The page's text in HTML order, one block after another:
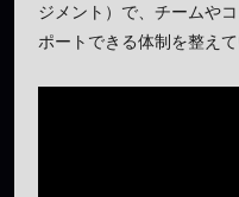
ジメント）で、チームや
ポートできる体制を整えて